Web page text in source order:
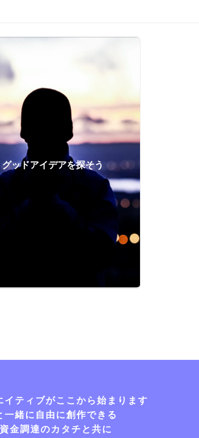
グッドアイデアを探そう
イティブがここから始まります
一緒に自由に創作できる
金調達のカタチと共に